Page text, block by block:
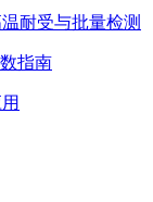
耐受与批量检测
指南